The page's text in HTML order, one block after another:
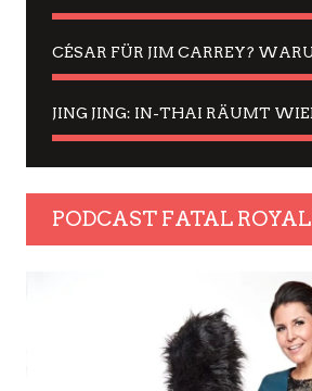
PODCAST FATAL ROYAL